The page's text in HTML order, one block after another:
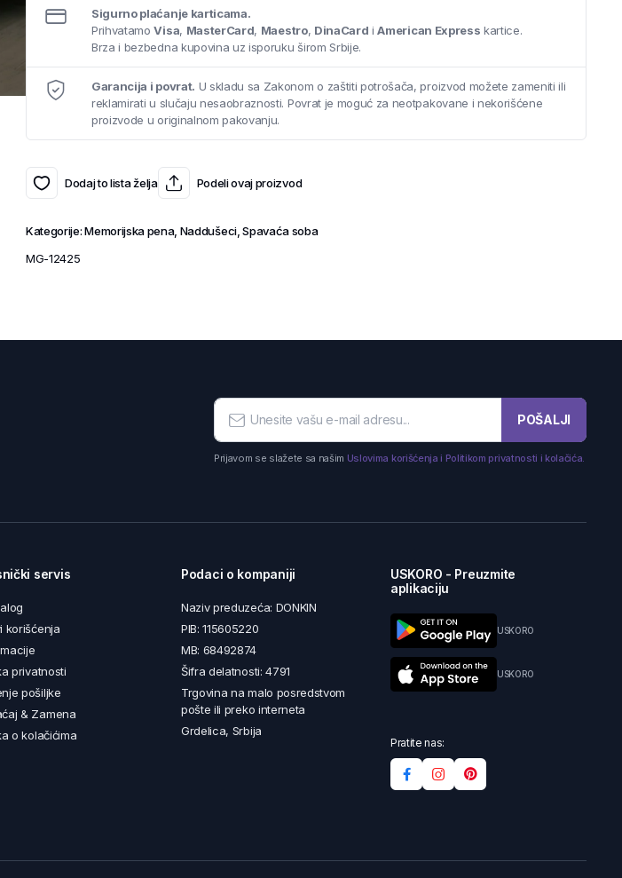
Sigurno plaćanje karticama.
PrihvatamoVisa, MasterCard, Maestro, DinaCard iAmerican Express kartice.
Brza i bezbedna kupovina uz isporuku širom Srbije.
Garancija i povrat. U skladu sa Zakonom o zaštiti potrošača, proizvod možete zameniti ili
reklamirati u slučaju nesaobraznosti. Povrat je moguć za neotpakovane i nekorišćene
proizvode u originalnom pakovanju.
Dodaj to lista želja Podeli ovaj proizvod
Kategorije:Memorijska pena, Naddušeci,Spavaća soba
MG-12425
POŠALJI
Prijavom se slažete sa našim Uslovima korišćenja i Politikom privatnosti i kolačića.
servis
korišćenja
privatnosti
pošiljke
& Zamena
o kolačićima
Podaci o kompaniji
Naziv preduzeća: DONKIN
PIB: 115605220
MB: 68492874
Šifra delatnosti: 4791
Trgovina na malo posredstvom
pošte ili preko interneta
Grdelica, Srbija
USKORO - Preuzmite
aplikaciju
USKORO
USKORO
Pratite nas: